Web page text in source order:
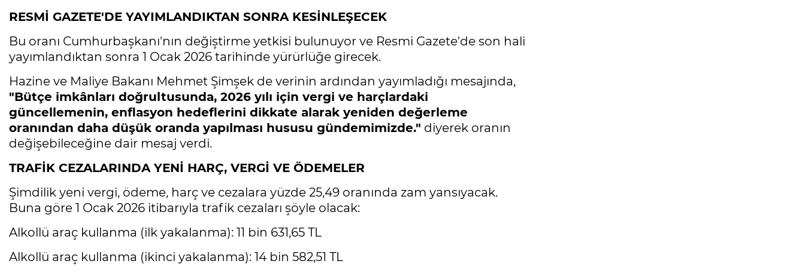
RESMİ GAZETE'DE YAYIMLANDIKTAN SONRA KESİNLEŞECEK
Bu oranı Cumhurbaşkanı'nın değiştirme yetkisi bulunuyor ve Resmi Gazete'de son hali
yayımlandıktan sonra 1 Ocak 2026 tarihinde yürürlüğe girecek.
Hazine ve Maliye Bakanı Mehmet Şimşek de verinin ardından yayımladığı mesajında,
"Bütçe imkânları doğrultusunda, 2026 yılı için vergi ve harçlardaki
güncellemenin, enflasyon hedeflerini dikkate alarak yeniden değerleme
oranından daha düşük oranda yapılması hususu gündemimizde." diyerek oranın
değişebileceğine dair mesaj verdi.
TRAFİK CEZALARINDA YENİ HARÇ, VERGİ VE ÖDEMELER
Şimdilik yeni vergi, ödeme, harç ve cezalara yüzde 25,49 oranında zam yansıyacak.
Buna göre 1 Ocak 2026 itibarıyla trafik cezaları şöyle olacak:
Alkollü araç kullanma (ilk yakalanma): 11 bin 631,65 TL
Alkollü araç kullanma (ikinci yakalanma): 14 bin 582,51 TL